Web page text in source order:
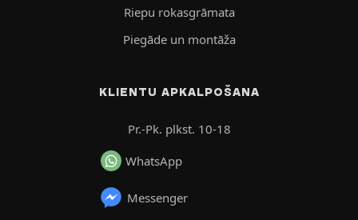
Riepu rokasgrāmata
Piegāde un montāža
KLIENTU APKALPOŠANA
Pr.-Pk. plkst. 10-18
WhatsApp
Messenger